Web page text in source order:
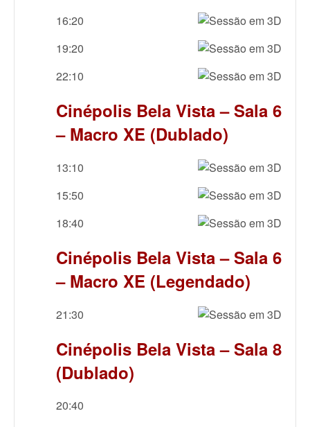
16:20
19:20
22:10
Cinépolis Bela Vista – Sala 6
– Macro XE (Dublado)
13:10
15:50
18:40
Cinépolis Bela Vista – Sala 6
– Macro XE (Legendado)
21:30
Cinépolis Bela Vista – Sala 8
(Dublado)
20:40